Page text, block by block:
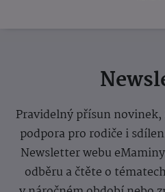
Pravidelný přísun
podpora pro rodiče i
Newsletter webu
odběru a čtěte o